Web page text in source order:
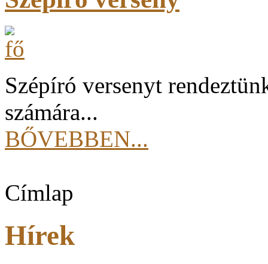
Szépíró versenyt
számára...
BŐVEBBEN...
Címlap
Hírek